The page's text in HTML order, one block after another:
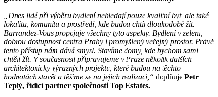
„Dnes lidé při výběru bydlení nehledají pouze kvalitní byt, ale také
lokalitu, komunitu a prostředí, kde budou chtít dlouhodobě žít.
Barrandez-Vous propojuje všechny tyto aspekty. Bydlení v zeleni,
dobrou dostupnost centra Prahy i promyšlený veřejný prostor. Právě
tento přístup nám dává smysl. Stavíme domy, kde bychom sami
chtěli žít. V současnosti připravujeme v Praze několik dalších
architektonicky výrazných projektů, které budou na těchto
hodnotách stavět a těšíme se na jejich realizaci,“ doplňuje Petr
Teplý, řídící partner společnosti Top Estates.